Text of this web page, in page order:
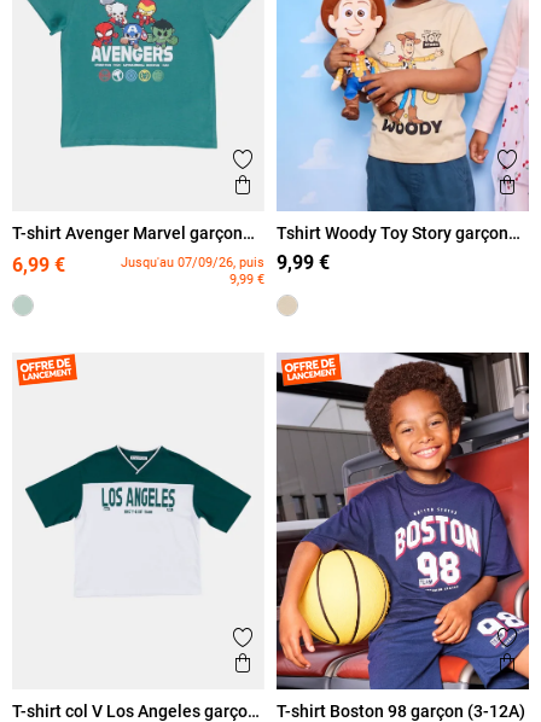
Ajouter aux favoris
Aperçu rapide
T-shirt Avenger Marvel garçon
(3-12A)
6,99 €
Jusqu'au 07/09/26, puis
9,99 €
Tshirt Woody Toy Story garçon
(3-8A)
9,99 €
Ajouter aux favoris
Aperçu rapide
T-shirt col V Los Angeles garçon
T-shirt Boston 98 garçon (3-12A)